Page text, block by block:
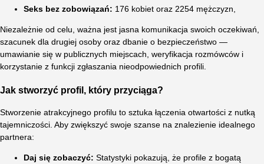
Seks bez zobowiązań: 176 kobiet oraz 2254 mężczyzn,
Niezależnie od celu, ważna jest jasna komunikacja swoich oczekiwań,
szacunek dla drugiej osoby oraz dbanie o bezpieczeństwo —
umawianie się w publicznych miejscach, weryfikacja rozmówców i
korzystanie z funkcji zgłaszania nieodpowiednich profili.
Jak stworzyć profil, który przyciąga?
Stworzenie atrakcyjnego profilu to sztuka łączenia otwartości z nutką
tajemniczości. Aby zwiększyć swoje szanse na znalezienie idealnego
partnera:
Daj się zobaczyć: Statystyki pokazują, że profile z bogatą